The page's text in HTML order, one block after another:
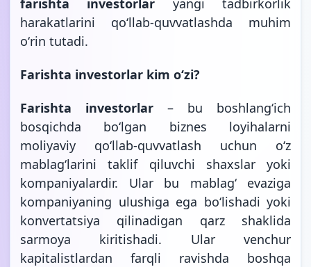
harakatlarini qoʻllab-quvvatlashda muhim
oʻrin tutadi.
Farishta investorlar kim oʻzi?
Farishta investorlar – bu boshlangʻich
bosqichda boʻlgan biznes loyihalarni
moliyaviy qoʻllab-quvvatlash uchun oʻz
mablagʻlarini taklif qiluvchi shaxslar yoki
kompaniyalardir. Ular bu mablagʻ evaziga
kompaniyaning ulushiga ega boʻlishadi yoki
konvertatsiya qilinadigan qarz shaklida
sarmoya kiritishadi. Ular venchur
kapitalistlardan farqli ravishda boshqa